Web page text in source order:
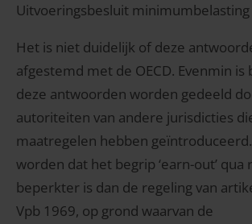
Uitvoeringsbesluit minimumbelasting
Het is niet duidelijk of deze
afgestemd met de OECD. Evenmin is
deze antwoorden worden gedeeld
autoriteiten van andere jurisdicties
maatregelen hebben
worden dat het begrip ‘earn-out’ qua
beperkter is dan de regeling van
Vpb 1969, op grond waarvan de